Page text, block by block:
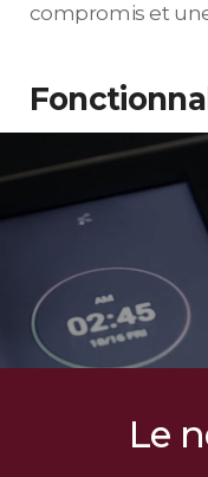
compromis et
Le